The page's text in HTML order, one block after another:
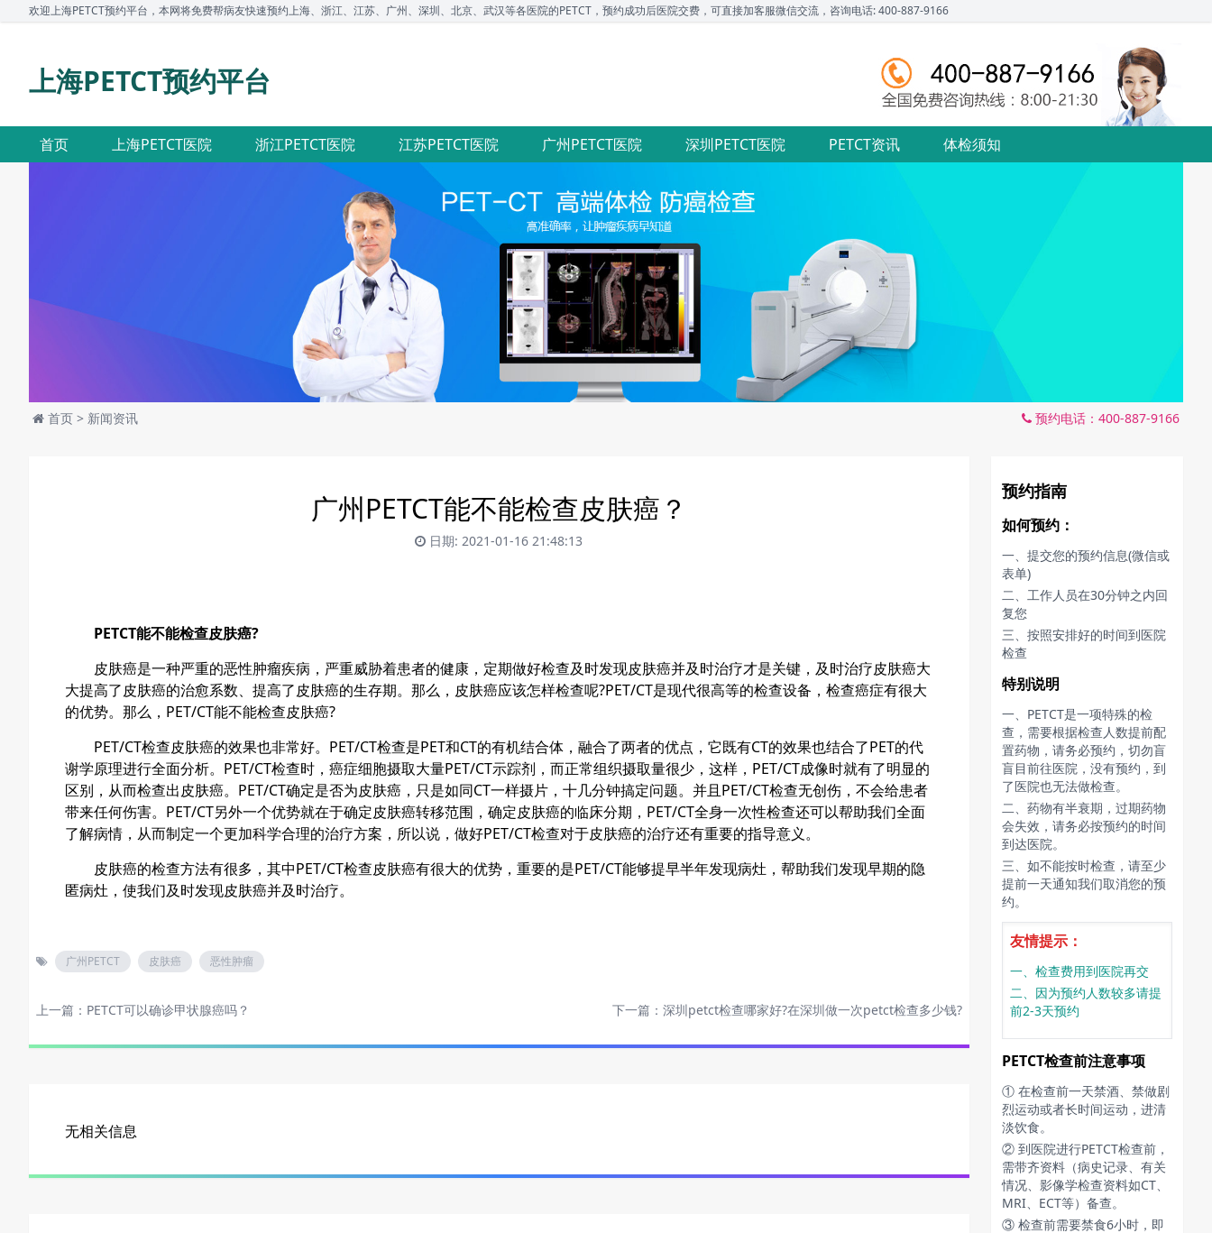
欢迎上海PETCT预约平台，本网将免费帮病友快速预约上海、浙江、江苏、广州、深圳、北京、武汉等各医院的PETCT，预约成功后医院交费，可直接加客服微信交流，咨询电话: 400-887-9166
上海PETCT预约平台
首页 上海PETCT医院 浙江PETCT医院 江苏PETCT医院 广州PETCT医院 深圳PETCT医院 PETCT资讯 体检须知
首页 > 新闻资讯 预约电话：400-887-9166
广州PETCT能不能检查皮肤癌？
日期: 2021-01-16 21:48:13
PETCT能不能检查皮肤癌?
皮肤癌是一种严重的恶性肿瘤疾病，严重威胁着患者的健康，定期做好检查及时发现皮肤癌并及时治疗才是关键，及时治疗皮肤癌大
大提高了皮肤癌的治愈系数、提高了皮肤癌的生存期。那么，皮肤癌应该怎样检查呢?PET/CT是现代很高等的检查设备，检查癌症有很大
的优势。那么， PET/CT能不能检查皮肤癌?
PET/CT检查皮肤癌的效果也非常好。 PET/CT检查是PET和CT的有机结合体，融合了两者的优点，它既有CT的效果也结合了PET的代
谢学原理进行全面分析。 PET/CT检查时，癌症细胞摄取大量PET/CT示踪剂，而正常组织摄取量很少，这样， PET/CT成像时就有了明显的
区别，从而检查出皮肤癌。 PET/CT确定是否为皮肤癌，只是如同CT一样摄片，十几分钟搞定问题。并且PET/CT检查无创伤，不会给患者
带来任何伤害。 PET/CT另外一个优势就在于确定皮肤癌转移范围，确定皮肤癌的临床分期， PET/CT全身一次性检查还可以帮助我们全面
了解病情，从而制定一个更加科学合理的治疗方案，所以说，做好PET/CT检查对于皮肤癌的治疗还有重要的指导意义。
皮肤癌的检查方法有很多，其中PET/CT检查皮肤癌有很大的优势，重要的是PET/CT能够提早半年发现病灶，帮助我们发现早期的隐
匿病灶，使我们及时发现皮肤癌并及时治疗。
广州PETCT 皮肤癌 恶性肿瘤
上一篇： PETCT可以确诊甲状腺癌吗？ 下一篇： 深圳petct检查哪家好?在深圳做一次petct检查多少钱?
无相关信息
预约指南
如何预约：
一、提交您的预约信息(微信或
表单)
二、工作人员在30分钟之内回
复您
三、按照安排好的时间到医院
检查
特别说明
一、PETCT是一项特殊的检
查，需要根据检查人数提前配
置药物，请务必预约，切勿盲
盲目前往医院，没有预约，到
了医院也无法做检查。
二、药物有半衰期，过期药物
会失效，请务必按预约的时间
到达医院。
三、如不能按时检查，请至少
提前一天通知我们取消您的预
约。
友情提示：
一、检查费用到医院再交
二、因为预约人数较多请提
前2-3天预约
PETCT检查前注意事项
① 在检查前一天禁酒、禁做剧
烈运动或者长时间运动，进清
淡饮食。
② 到医院进行PETCT检查前，
需带齐资料（病史记录、有关
情况、影像学检查资料如CT、
MRI、ECT等）备查。
③ 检查前需要禁食6小时，即